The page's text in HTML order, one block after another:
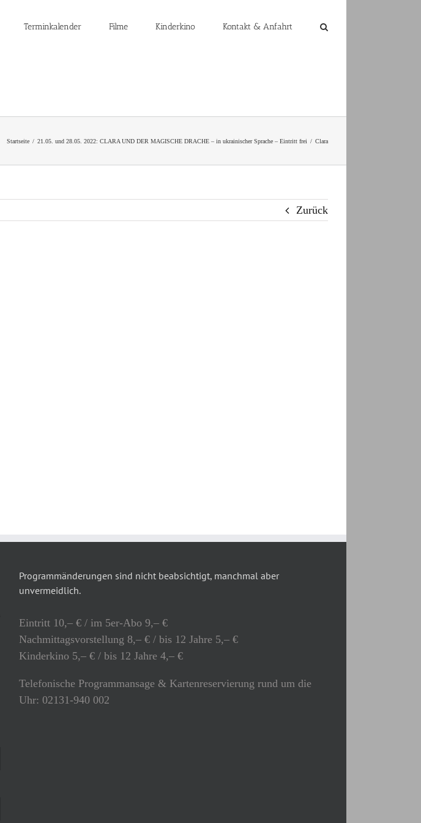
Terminkalender Filme Kinderkino Kontakt & Anfahrt
Startseite 21.05. und 28.05. 2022: CLARA UND DER MAGISCHE DRACHE – in ukrainischer Sprache – Eintritt frei Clara
Zurück
Programmänderungen sind nicht beabsichtigt, manchmal aber
unvermeidlich.
Eintritt 10,– € / im 5er-Abo 9,– €
Nachmittagsvorstellung 8,– € / bis 12 Jahre 5,– €
Kinderkino 5,– € / bis 12 Jahre 4,– €
Telefonische Programmansage & Kartenreservierung rund um die
Uhr: 02131-940 002